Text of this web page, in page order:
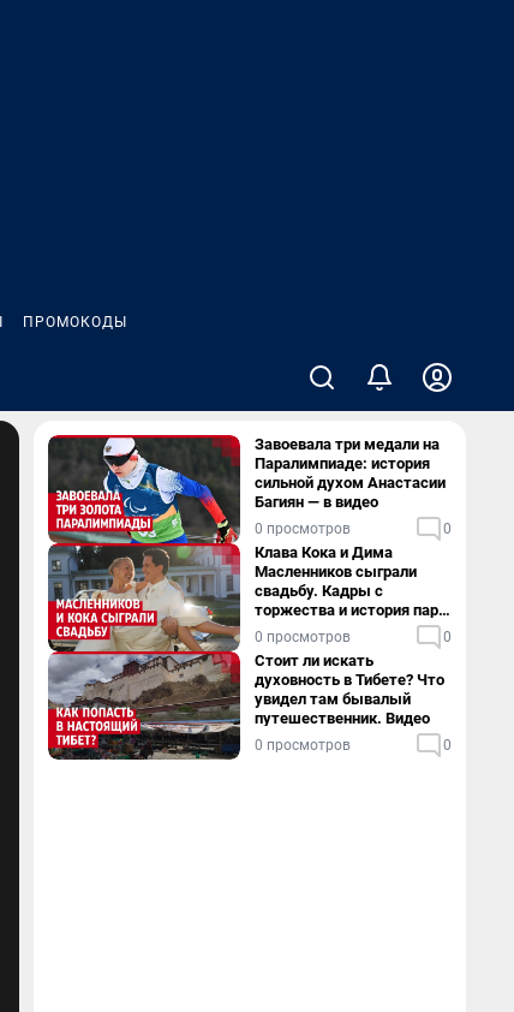
ПРОМОКОДЫ
Завоевала три медали на
Паралимпиаде: история
сильной духом Анастасии
Багиян — в видео
0 просмотров 0
Клава Кока и Дима
Масленников сыграли
свадьбу. Кадры с
торжества и история пары
— в видео
0 просмотров 0
Стоит ли искать
духовность в Тибете? Что
увидел там бывалый
путешественник. Видео
0 просмотров 0